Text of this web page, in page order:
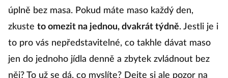
úplně bez masa. Pokud máte maso každý den,
zkuste to omezit na jednou, dvakrát týdně. Jestli je i
to pro vás nepředstavitelné, co takhle dávat maso
jen do jednoho jídla denně a zbytek zvládnout bez
něj? To už se dá, co myslíte? Dejte si ale pozor na